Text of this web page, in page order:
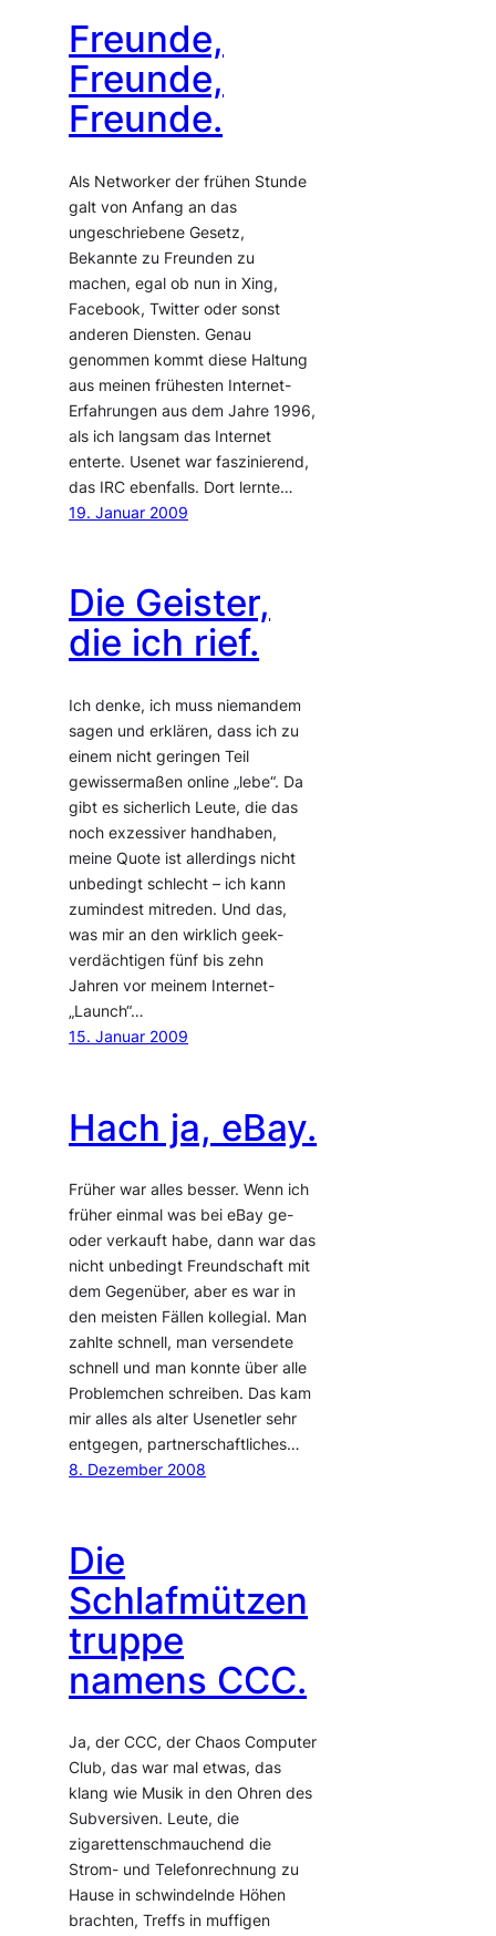
Freunde,
Freunde,
Freunde.
Als Networker der frühen Stunde
galt von Anfang an das
ungeschriebene Gesetz,
Bekannte zu Freunden zu
machen, egal ob nun in Xing,
Facebook, Twitter oder sonst
anderen Diensten. Genau
genommen kommt diese Haltung
aus meinen frühesten Internet-
Erfahrungen aus dem Jahre 1996,
als ich langsam das Internet
enterte. Usenet war faszinierend,
das IRC ebenfalls. Dort lernte…
19. Januar 2009
Die Geister,
die ich rief.
Ich denke, ich muss niemandem
sagen und erklären, dass ich zu
einem nicht geringen Teil
gewissermaßen online „lebe“. Da
gibt es sicherlich Leute, die das
noch exzessiver handhaben,
meine Quote ist allerdings nicht
unbedingt schlecht – ich kann
zumindest mitreden. Und das,
was mir an den wirklich geek-
verdächtigen fünf bis zehn
Jahren vor meinem Internet-
„Launch“…
15. Januar 2009
Hach ja, eBay.
Früher war alles besser. Wenn ich
früher einmal was bei eBay ge-
oder verkauft habe, dann war das
nicht unbedingt Freundschaft mit
dem Gegenüber, aber es war in
den meisten Fällen kollegial. Man
zahlte schnell, man versendete
schnell und man konnte über alle
Problemchen schreiben. Das kam
mir alles als alter Usenetler sehr
entgegen, partnerschaftliches…
8. Dezember 2008
Die
Schlafmützen
truppe
namens CCC.
Ja, der CCC, der Chaos Computer
Club, das war mal etwas, das
klang wie Musik in den Ohren des
Subversiven. Leute, die
zigarettenschmauchend die
Strom- und Telefonrechnung zu
Hause in schwindelnde Höhen
brachten, Treffs in muffigen